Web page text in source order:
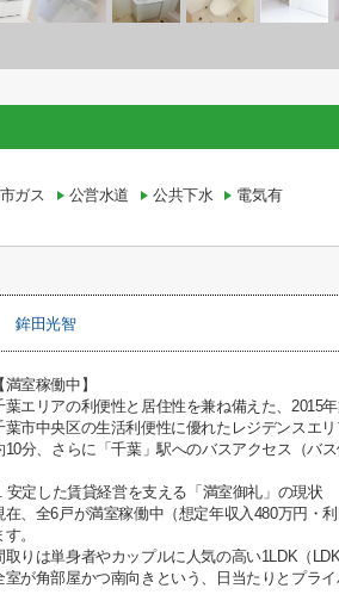
ガス 公営水道 公共下水 電気有
鉾田光智
【満室稼働中】
葉エリアの利便性と居住性を兼ね備えた、2015
葉市中央区の生活利便性に優れたレジデンスエ
10分、さらに「千葉」駅へのバスアクセス（バ
安定した賃貸経営を支える「満室御礼」の現状
在、全6戸が満室稼働中（想定年収入480万円・
す。
取りは単身者やカップルに人気の高い1LDK（
室が角部屋かつ南向きという、日当たりとプラ